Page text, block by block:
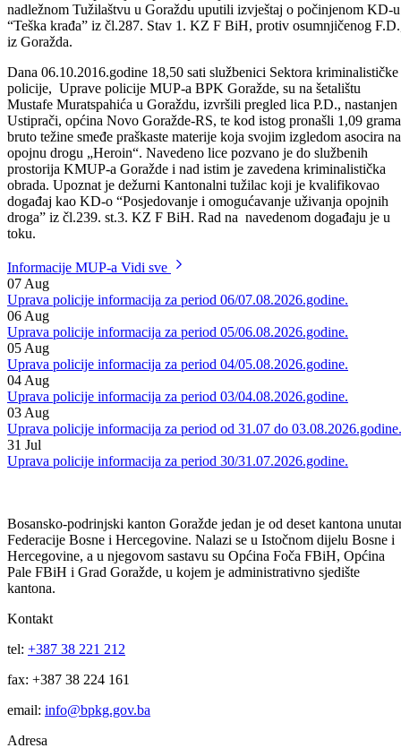
Odštampaj stranicu
Dana 06.10.2016.godine službenici Odsjeka za opći kriminal Sektora
kriminalističke policije, Uprave policije MUP-a BPK Goražde, su
“Teška krađa” iz čl.287. Stav 1. KZ F BiH, protiv osumnjičenog
iz Goražda.
Dana 06.10.2016.godine 18,50 sati službenici Sektora kriminalističke
policije, Uprave policije MUP-a BPK Goražde, su na šetalištu
Mustafe Muratspahića u Goraždu, izvršili pregled lica P.D., nastanjen
Ustiprači, općina Novo Goražde-RS, te kod istog pronašli 1,09 grama
bruto težine smeđe praškaste materije koja svojim izgledom asocira na
opojnu drogu „Heroin“. Navedeno lice pozvano je do službenih
prostorija KMUP-a Goražde i nad istim je zavedena kriminalistička
obrada. Upoznat je dežurni Kantonalni tužilac koji je kvalifikovao
droga” iz čl.239. st.3. KZ F BiH. Rad na navedenom događaju je u
toku.
Informacije MUP-a
07Aug
Uprava policije informacija za period 06/07.08.2026.godine.
06Aug
Uprava policije informacija za period 05/06.08.2026.godine.
05Aug
Uprava policije informacija za period 04/05.08.2026.godine.
04Aug
Uprava policije informacija za period 03/04.08.2026.godine.
03Aug